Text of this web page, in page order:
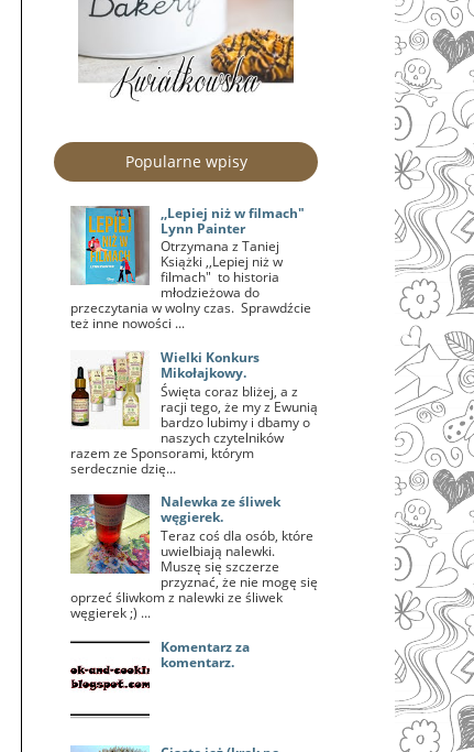
Popularne wpisy
,,Lepiej niż w filmach"
Lynn Painter
Otrzymana z Taniej
Książki ,,Lepiej niż w
filmach" to historia
młodzieżowa do
przeczytania w wolny czas. Sprawdźcie
też inne nowości ...
Wielki Konkurs
Mikołajkowy.
Święta coraz bliżej, a z
racji tego, że my z Ewunią
bardzo lubimy i dbamy o
naszych czytelników
razem ze Sponsorami, którym
serdecznie dzię...
Nalewka ze śliwek
węgierek.
Teraz coś dla osób, które
uwielbiają nalewki.
Muszę się szczerze
przyznać, że nie mogę się
oprzeć śliwkom z nalewki ze śliwek
węgierek ;) ...
Komentarz za
komentarz.